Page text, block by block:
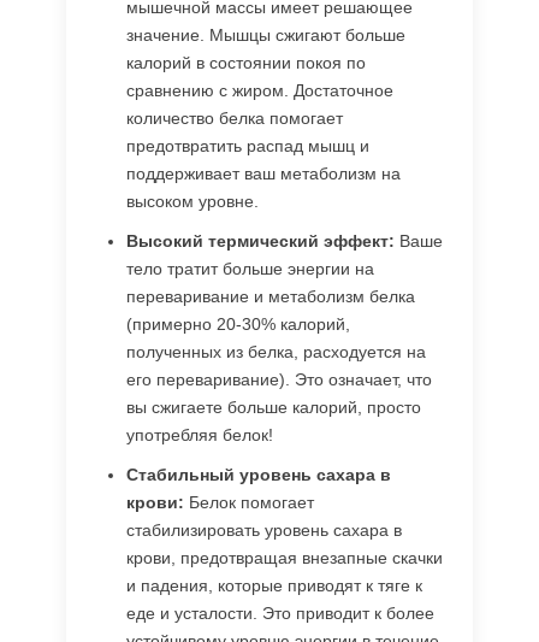
мышечной массы имеет решающее
значение. Мышцы сжигают больше
калорий в состоянии покоя по
сравнению с жиром. Достаточное
количество белка помогает
предотвратить распад мышц и
поддерживает ваш метаболизм на
высоком уровне.
Высокий термический эффект: Ваше
тело тратит больше энергии на
переваривание и метаболизм белка
(примерно 20-30% калорий,
полученных из белка, расходуется на
его переваривание). Это означает, что
вы сжигаете больше калорий, просто
употребляя белок!
Стабильный уровень сахара в
крови: Белок помогает
стабилизировать уровень сахара в
крови, предотвращая внезапные скачки
и падения, которые приводят к тяге к
еде и усталости. Это приводит к более